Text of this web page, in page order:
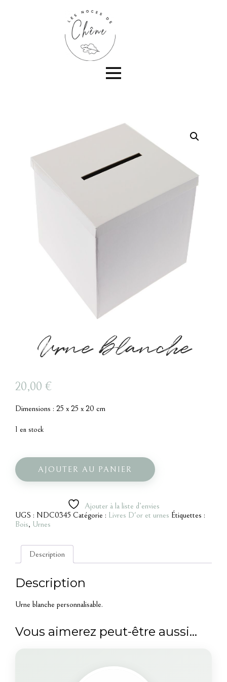
Urne blanche
20,00 €
Dimensions : 25 x 25 x 20 cm
1 en stock
de
Urne
blanche
AJOUTER AU PANIER
Ajouter à la liste d’envies
UGS : NDC0345 Catégorie : Livres D'or et urnes Étiquettes :
Bois, Urnes
Description
Description
Urne blanche personnalisable.
Vous aimerez peut-être aussi…